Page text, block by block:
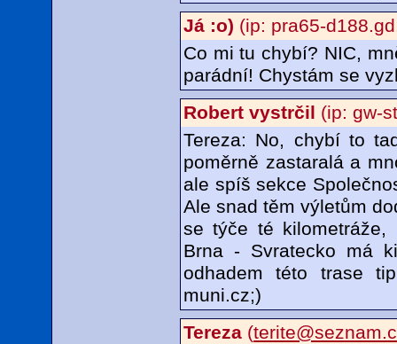
Já :o) (ip: pra65-
Co mi tu chybí? NIC,
parádní! Chystám se
Robert vystrčil (ip: gw-
Tereza: No, chybí to
poměrně zastaralá a
ale spíš sekce
Ale snad těm výletům
se týče té kilometráže,
Brna - Svratecko má
odhadem této trase
muni.cz;)
Tereza (